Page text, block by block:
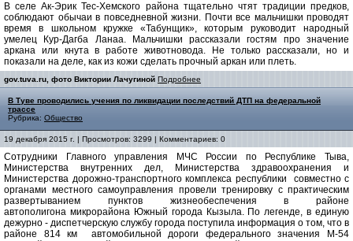
В селе Ак-Эрик Тес-Хемского района тщательно чтят традиции предков,
соблюдают обычаи в повседневной жизни. Почти все мальчишки проводят
время в школьном кружке «Табунщик», которым руководит народный
умелец Кур-Дагба Ланаа. Мальчишки рассказали гостям про значение
аркана или кнута в работе животновода. Не только рассказали, но и
показали на деле, как из кожи сделать прочный аркан или плеть.
gov.tuva.ru, фото Виктории Лачугиной Подробнее
В Туве проводились учения по ликвидации последствий ДТП на федеральной
трассе
Рубрика: Общество
19 декабря 2015 г. | Просмотров: 3299 | Комментариев: 0
Сотрудники Главного управления МЧС России по Республике Тыва,
Министерства внутренних дел, Министерства здравоохранения и
Министерства дорожно-транспортного комплекса республики совместно с
органами местного самоуправления провели тренировку с практическим
развертыванием пунктов жизнеобеспечения в районе
автополигона микрорайона Южный города Кызыла. По легенде, в единую
дежурно - диспетчерскую службу города поступила информация о том, что в
районе 814 км автомобильной дороги федерального значения М-54